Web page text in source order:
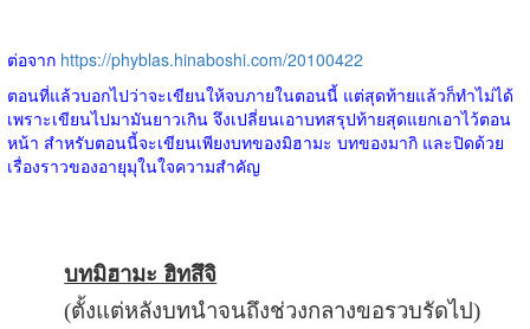
ต่อจาก https://phyblas.hinaboshi.com/20100422
ตอนที่แล้วบอกไปว่าจะเขียนให้จบภายในตอนนี้ แต่สุดท้ายแล้วก็ทำไม่ได้
เพราะเขียนไปมามันยาวเกิน จึงเปลี่ยนเอาบทสรุปท้ายสุดแยกเอาไว้ตอน
หน้า สำหรับตอนนี้จะเขียนเพียงบทของมิฮามะ บทของมากิ และปิดด้วย
เรื่องราวของอายุมุในใจความสำคัญ
บทมิฮามะ ฮิทสึจิ
(ตั้งแต่หลังบทนำจนถึงช่วงกลางขอรวบรัดไป)